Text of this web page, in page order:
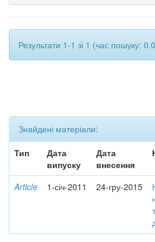
Результати 1-1 зі 1 (час пошуку:
Знайдені матеріали:
Тип
Дата
випуску
Дата
внесення
Article 1-січ-2011 24-гру-2015